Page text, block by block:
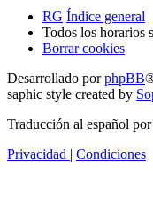
RG Índice general
Todos los horarios
Borrar cookies
Desarrollado porphpBB
saphic style created by
Traducción al español por
Privacidad | Condiciones